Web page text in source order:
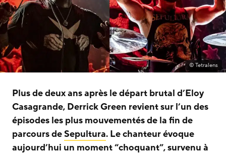
© Tetralens
Plus de deux ans après le départ brutal d’Eloy
Casagrande, Derrick Green revient sur l’un des
épisodes les plus mouvementés de la fin de
parcours deSepultura. Le chanteur évoque
aujourd’hui un moment “choquant”, survenu à